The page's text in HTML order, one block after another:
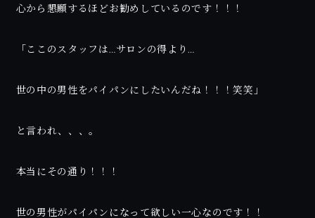
心から懇願するほどお勧めしているのです！！！
「ここのスタッフは…サロンの得より…
世の中の男性をパイパンにしたいんだね！！！笑笑」
と言われ、、、。
本当にその通り！！！
世の男性がパイパンになって欲しい一心なのです！！